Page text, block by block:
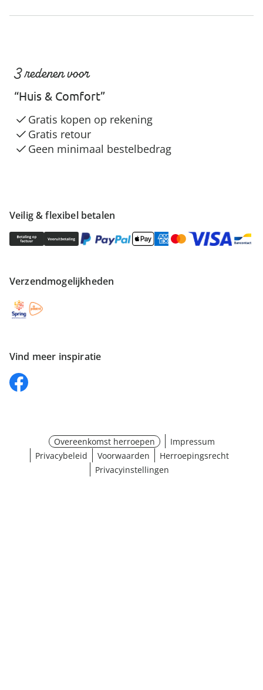
Veilig & flexibel betalen
Verzendmogelijkheden
Vind meer inspiratie
3 redenen voor
“Huis & Comfort”
Gratis kopen op rekening
Gratis retour
Geen minimaal bestelbedrag
Overeenkomst herroepen
Impressum
Privacybeleid
Voorwaarden
Herroepingsrecht
Privacyinstellingen